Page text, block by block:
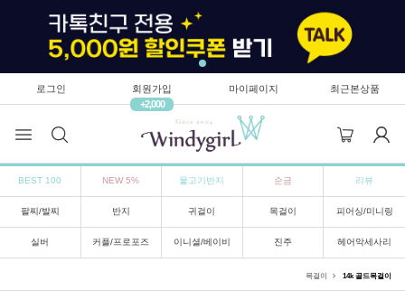
로그인
회원가입
+2,000
마이페이지 최근본상품
BEST 100 NEW 5% 물고기반지 순금 리뷰
팔찌/발찌 반지 귀걸이 목걸이 피어싱/미니링
실버 커플/프로포즈 이니셜/베이비 진주 헤어악세사리
목걸이 14k 골드목걸이